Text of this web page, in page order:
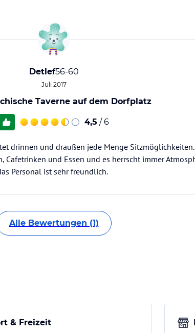
Detlef56-60
Juli 2017
Taverne auf dem Dorfplatz
4,5 / 6
drinnen und draußen jede Menge Sitzmöglichkeiten.
Cafetrinken und Essen und es herrscht immer
Personal ist sehr freundlich.
Alle Bewertungen (1)
& Freizeit